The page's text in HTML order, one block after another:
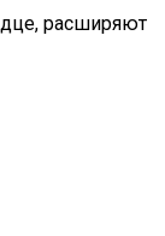
расширяют